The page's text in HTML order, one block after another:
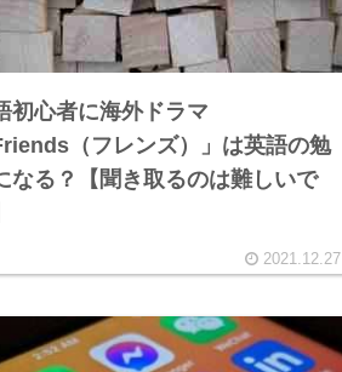
初心者に海外ドラマ
（フレンズ）」は英語の勉
なる？【聞き取るのは難しいで
2021.12.27